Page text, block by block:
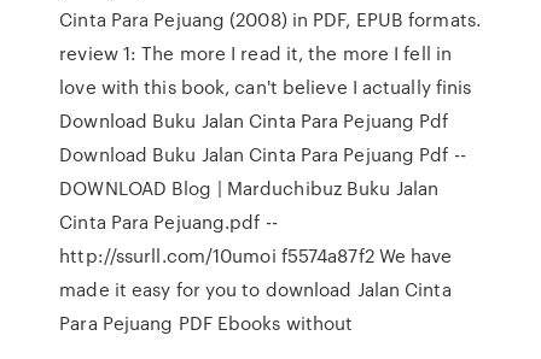
Cinta Para Pejuang (2008) in PDF, EPUB formats.
review 1: The more I read it, the more I fell in
love with this book, can't believe I actually finis
Download Buku Jalan Cinta Para Pejuang Pdf
Download Buku Jalan Cinta Para Pejuang Pdf --
DOWNLOAD Blog | Marduchibuz Buku Jalan
Cinta Para Pejuang.pdf --
http://ssurll.com/10umoi f5574a87f2 We have
made it easy for you to download Jalan Cinta
Para Pejuang PDF Ebooks without